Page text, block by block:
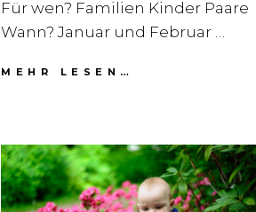
Für wen? Familien Kinder Paare
Wann? Januar und Februar …
MEHR LESEN…